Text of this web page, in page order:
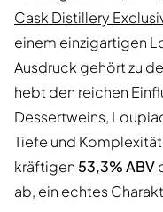
Cask Distillery
einem einzigartigen
Ausdruck gehört zu
hebt den reichen
Dessertweins,
Tiefe und
kräftigen 53,3% ABV
ab, ein echtes